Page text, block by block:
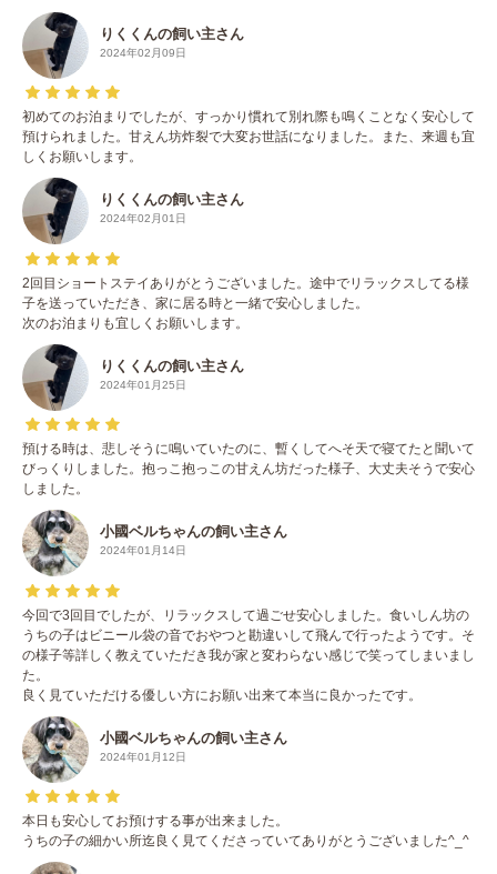
りくくんの飼い主さん
2024年02月09日
初めてのお泊まりでしたが、すっかり慣れて別れ際も鳴くことなく安心して
預けられました。甘えん坊炸裂で大変お世話になりました。また、来週も宜
しくお願いします。
りくくんの飼い主さん
2024年02月01日
2回目ショートステイありがとうございました。途中でリラックスしてる様
子を送っていただき、家に居る時と一緒で安心しました。
次のお泊まりも宜しくお願いします。
りくくんの飼い主さん
2024年01月25日
預ける時は、悲しそうに鳴いていたのに、暫くしてへそ天で寝てたと聞いて
びっくりしました。抱っこ抱っこの甘えん坊だった様子、大丈夫そうで安心
しました。
小國ベルちゃんの飼い主さん
2024年01月14日
今回で3回目でしたが、リラックスして過ごせ安心しました。食いしん坊の
うちの子はビニール袋の音でおやつと勘違いして飛んで行ったようです。そ
の様子等詳しく教えていただき我が家と変わらない感じで笑ってしまいまし
た。
良く見ていただける優しい方にお願い出来て本当に良かったです。
小國ベルちゃんの飼い主さん
2024年01月12日
本日も安心してお預けする事が出来ました。
うちの子の細かい所迄良く見てくださっていてありがとうございました^_^